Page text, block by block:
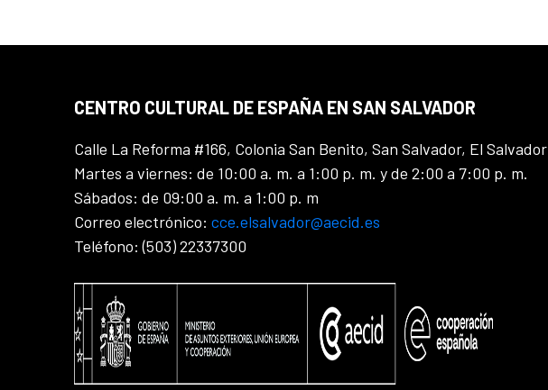
CENTRO CULTURAL DE ESPAÑA EN SAN SALVADOR
Calle La Reforma #166, Colonia San Benito, San Salvador, El Salvador
Martes a viernes: de 10:00 a. m. a 1:00 p. m. y de 2:00 a 7:00 p. m.
Sábados: de 09:00 a. m. a 1:00 p. m
Correo electrónico: cce.elsalvador@aecid.es
Teléfono: (503) 22337300